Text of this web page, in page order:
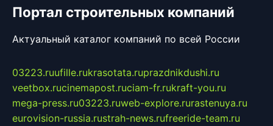
Портал строительных компаний
Актуальный каталог компаний по всей России
03223.ruufille.rukrasotata.ruprazdnikdushi.ru
veetbox.rucinemapost.ruciam-fr.rukraft-you.ru
mega-press.ru03223.ruweb-explore.rurastenuya.ru
eurovision-russia.rustrah-news.rufreeride-team.ru